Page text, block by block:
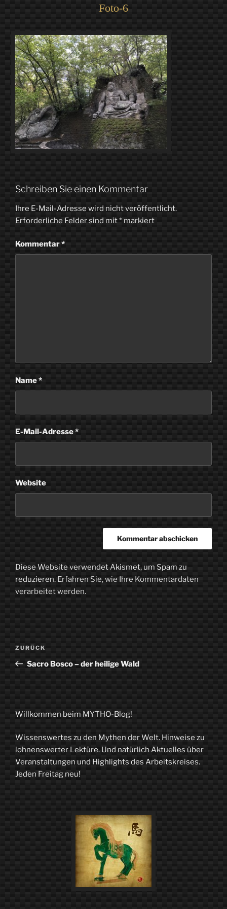
Foto-6
Schreiben Sie einen Kommentar
Ihre E-Mail-Adresse wird nicht veröffentlicht.
Erforderliche Felder sind mit* markiert
Kommentar*
Name*
E-Mail-Adresse*
Website
Diese Website verwendet Akismet, um Spam zu
reduzieren. Erfahren Sie, wie Ihre Kommentardaten
verarbeitet werden.
Beitragsnavigation
Vorheriger
Beitrag
ZURÜCK
Sacro Bosco – der heilige Wald
Willkommen beim MYTHO-Blog!
Wissenswertes zu den Mythen der Welt. Hinweise zu
lohnenswerter Lektüre. Und natürlich Aktuelles über
Veranstaltungen und Highlights des Arbeitskreises.
Jeden Freitag neu!